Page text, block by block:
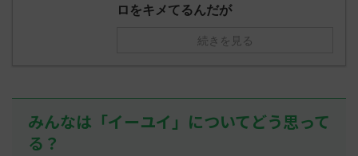
ロをキメてるんだが
続きを見る
みんなは「イーユイ」についてどう思って
る？